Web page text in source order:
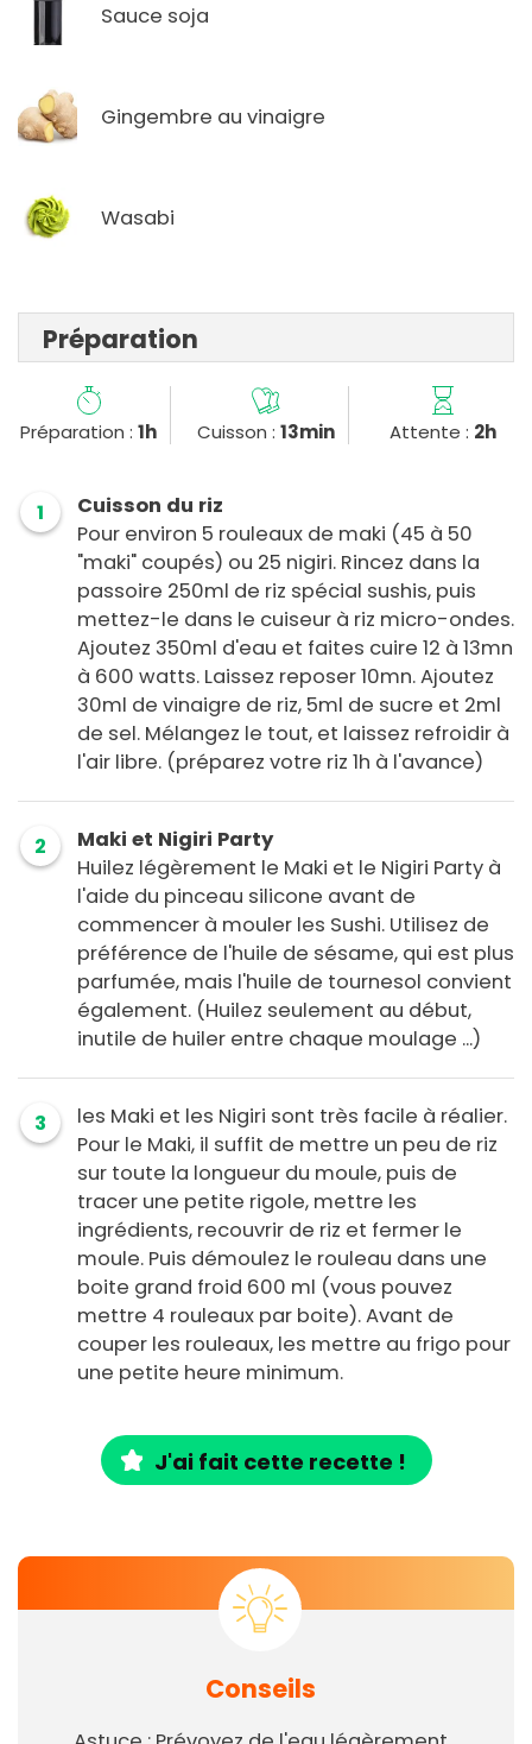
Sauce soja
Gingembre au vinaigre
Wasabi
Préparation
Préparation :1h Cuisson : 13min Attente : 2h
1
Cuisson du riz
Pour environ 5 rouleaux de maki (45 à 50
"maki" coupés) ou 25 nigiri. Rincez dans la
passoire 250ml de riz spécial sushis, puis
mettez-le dans le cuiseur à riz micro-ondes.
Ajoutez 350ml d'eau et faites cuire 12 à 13mn
à 600 watts. Laissez reposer 10mn. Ajoutez
30ml de vinaigre de riz, 5ml de sucre et 2ml
de sel. Mélangez le tout, et laissez refroidir à
l'air libre. (préparez votre riz 1h à l'avance)
2
Maki et Nigiri Party
Huilez légèrement le Maki et le Nigiri Party à
l'aide du pinceau silicone avant de
commencer à mouler les Sushi. Utilisez de
préférence de l'huile de sésame, qui est plus
parfumée, mais l'huile de tournesol convient
également. (Huilez seulement au début,
inutile de huiler entre chaque moulage ...)
3
les Maki et les Nigiri sont très facile à réalier.
Pour le Maki, il suffit de mettre un peu de riz
sur toute la longueur du moule, puis de
tracer une petite rigole, mettre les
ingrédients, recouvrir de riz et fermer le
moule. Puis démoulez le rouleau dans une
boite grand froid 600 ml (vous pouvez
mettre 4 rouleaux par boite). Avant de
couper les rouleaux, les mettre au frigo pour
une petite heure minimum.
J'ai fait cette recette !
Conseils